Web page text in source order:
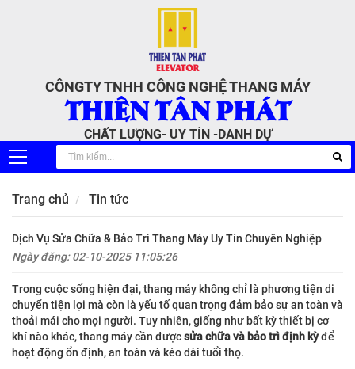
CÔNGTY TNHH CÔNG NGHỆ THANG MÁY
THIÊN TÂN PHÁT
CHẤT LƯỢNG- UY TÍN -DANH DỰ
Trang chủ Tin tức
Dịch Vụ Sửa Chữa & Bảo Trì Thang Máy Uy Tín Chuyên Nghiệp
Ngày đăng: 02-10-2025 11:05:26
Trong cuộc sống hiện đại, thang máy không chỉ là phương tiện di
chuyển tiện lợi mà còn là yếu tố quan trọng đảm bảo sự an toàn và
thoải mái cho mọi người. Tuy nhiên, giống như bất kỳ thiết bị cơ
khí nào khác, thang máy cần đượcsửa chữa và bảo trì định kỳđể
hoạt động ổn định, an toàn và kéo dài tuổi thọ.